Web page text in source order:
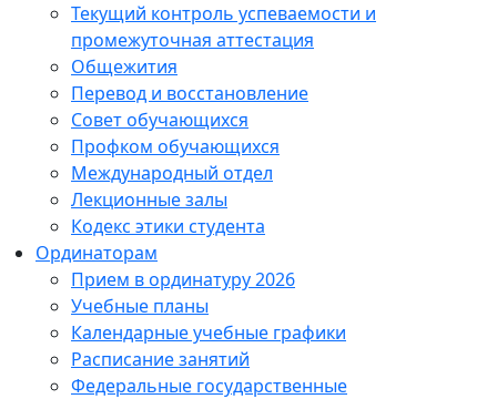
Текущий контроль успеваемости и
промежуточная аттестация
Общежития
Перевод и восстановление
Совет обучающихся
Профком обучающихся
Международный отдел
Лекционные залы
Кодекс этики студента
Ординаторам
Прием в ординатуру 2026
Учебные планы
Календарные учебные графики
Расписание занятий
Федеральные государственные